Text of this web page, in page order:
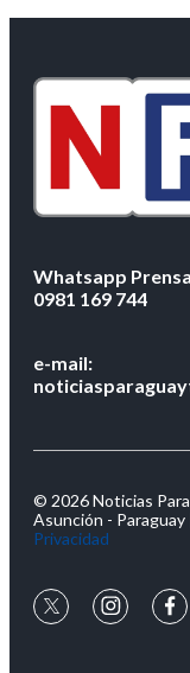
Whatsapp
0981 169 744
e-mail:
© 2026 Noticias
Asunción - Paraguay
Privacidad
twitterinstagram